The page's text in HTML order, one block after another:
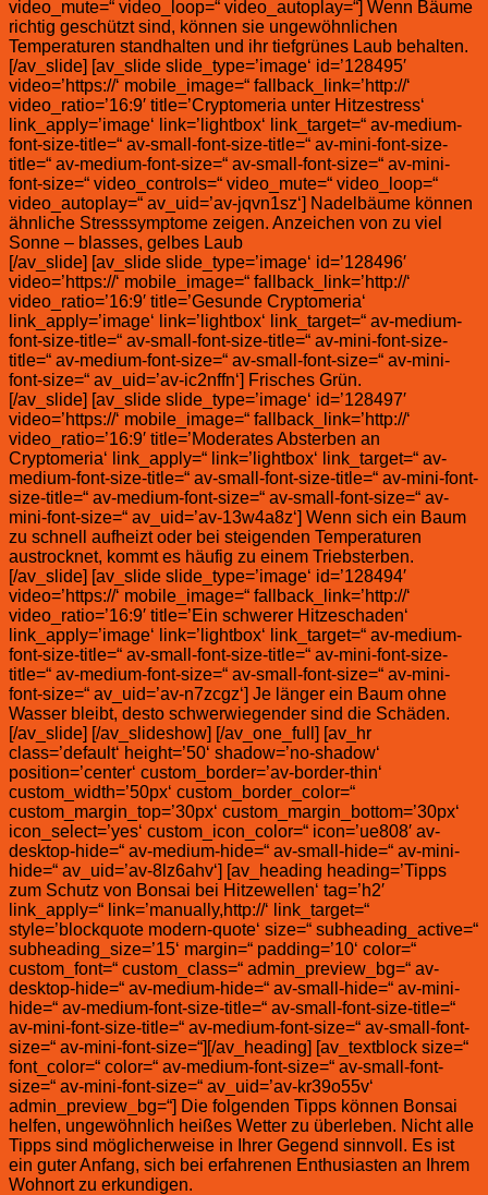
video_mute=“ video_loop=“ video_autoplay=“] Wenn Bäume
richtig geschützt sind, können sie ungewöhnlichen
Temperaturen standhalten und ihr tiefgrünes Laub behalten.
[/av_slide] [av_slide slide_type=’image‘ id=’128495′
video=’https://‘ mobile_image=“ fallback_link=’http://‘
video_ratio=’16:9′ title=’Cryptomeria unter Hitzestress‘
link_apply=’image‘ link=’lightbox‘ link_target=“ av-medium-
font-size-title=“ av-small-font-size-title=“ av-mini-font-size-
title=“ av-medium-font-size=“ av-small-font-size=“ av-mini-
font-size=“ video_controls=“ video_mute=“ video_loop=“
video_autoplay=“ av_uid=’av-jqvn1sz‘] Nadelbäume können
ähnliche Stresssymptome zeigen. Anzeichen von zu viel
Sonne – blasses, gelbes Laub
[/av_slide] [av_slide slide_type=’image‘ id=’128496′
video=’https://‘ mobile_image=“ fallback_link=’http://‘
video_ratio=’16:9′ title=’Gesunde Cryptomeria‘
link_apply=’image‘ link=’lightbox‘ link_target=“ av-medium-
font-size-title=“ av-small-font-size-title=“ av-mini-font-size-
title=“ av-medium-font-size=“ av-small-font-size=“ av-mini-
font-size=“ av_uid=’av-ic2nffn‘] Frisches Grün.
[/av_slide] [av_slide slide_type=’image‘ id=’128497′
video=’https://‘ mobile_image=“ fallback_link=’http://‘
video_ratio=’16:9′ title=’Moderates Absterben an
Cryptomeria‘ link_apply=“ link=’lightbox‘ link_target=“ av-
medium-font-size-title=“ av-small-font-size-title=“ av-mini-font-
size-title=“ av-medium-font-size=“ av-small-font-size=“ av-
mini-font-size=“ av_uid=’av-13w4a8z‘] Wenn sich ein Baum
zu schnell aufheizt oder bei steigenden Temperaturen
austrocknet, kommt es häufig zu einem Triebsterben.
[/av_slide] [av_slide slide_type=’image‘ id=’128494′
video=’https://‘ mobile_image=“ fallback_link=’http://‘
video_ratio=’16:9′ title=’Ein schwerer Hitzeschaden‘
link_apply=’image‘ link=’lightbox‘ link_target=“ av-medium-
font-size-title=“ av-small-font-size-title=“ av-mini-font-size-
title=“ av-medium-font-size=“ av-small-font-size=“ av-mini-
font-size=“ av_uid=’av-n7zcgz‘] Je länger ein Baum ohne
Wasser bleibt, desto schwerwiegender sind die Schäden.
[/av_slide] [/av_slideshow] [/av_one_full] [av_hr
class=’default‘ height=’50‘ shadow=’no-shadow‘
position=’center‘ custom_border=’av-border-thin‘
custom_width=’50px‘ custom_border_color=“
custom_margin_top=’30px‘ custom_margin_bottom=’30px‘
icon_select=’yes‘ custom_icon_color=“ icon=’ue808′ av-
desktop-hide=“ av-medium-hide=“ av-small-hide=“ av-mini-
hide=“ av_uid=’av-8lz6ahv‘] [av_heading heading=’Tipps
zum Schutz von Bonsai bei Hitzewellen‘ tag=’h2′
link_apply=“ link=’manually,http://‘ link_target=“
style=’blockquote modern-quote‘ size=“ subheading_active=“
subheading_size=’15‘ margin=“ padding=’10‘ color=“
custom_font=“ custom_class=“ admin_preview_bg=“ av-
desktop-hide=“ av-medium-hide=“ av-small-hide=“ av-mini-
hide=“ av-medium-font-size-title=“ av-small-font-size-title=“
av-mini-font-size-title=“ av-medium-font-size=“ av-small-font-
size=“ av-mini-font-size=“][/av_heading] [av_textblock size=“
font_color=“ color=“ av-medium-font-size=“ av-small-font-
size=“ av-mini-font-size=“ av_uid=’av-kr39o55v‘
admin_preview_bg=“] Die folgenden Tipps können Bonsai
helfen, ungewöhnlich heißes Wetter zu überleben. Nicht alle
Tipps sind möglicherweise in Ihrer Gegend sinnvoll. Es ist
ein guter Anfang, sich bei erfahrenen Enthusiasten an Ihrem
Wohnort zu erkundigen.